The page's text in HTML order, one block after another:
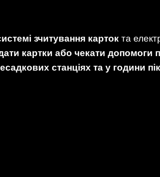
зчитування карток та
картки або чекати допомоги
станціях та у години пік